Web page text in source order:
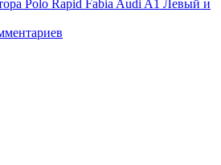
Polo Rapid Fabia Audi A1 Левый и